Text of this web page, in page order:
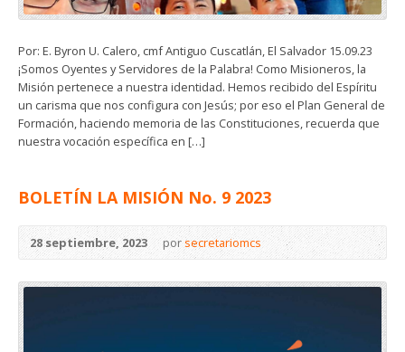
Por: E. Byron U. Calero, cmf Antiguo Cuscatlán, El Salvador 15.09.23
¡Somos Oyentes y Servidores de la Palabra! Como Misioneros, la
Misión pertenece a nuestra identidad. Hemos recibido del Espíritu
un carisma que nos configura con Jesús; por eso el Plan General de
Formación, haciendo memoria de las Constituciones, recuerda que
nuestra vocación específica en […]
BOLETÍN LA MISIÓN No. 9 2023
28 septiembre, 2023 porsecretariomcs